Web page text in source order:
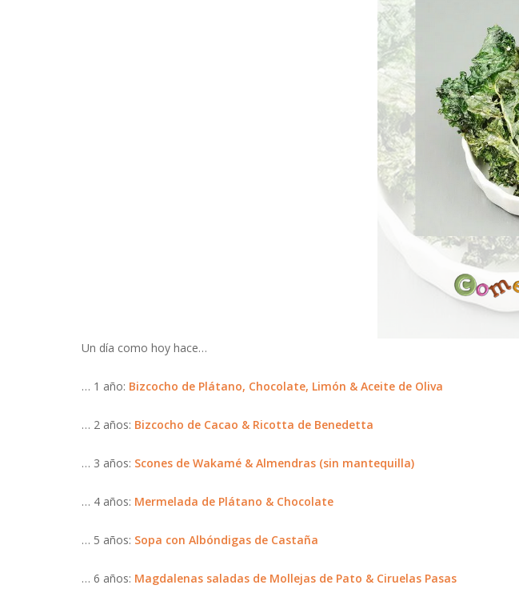
Un día como hoy hace…
… 1 año: Bizcocho de Plátano, Chocolate, Limón & Aceite de Oliva
… 2 años: Bizcocho de Cacao & Ricotta de Benedetta
… 3 años: Scones de Wakamé & Almendras (sin mantequilla)
… 4 años: Mermelada de Plátano & Chocolate
… 5 años: Sopa con Albóndigas de Castaña
… 6 años: Magdalenas saladas de Mollejas de Pato & Ciruelas Pasas